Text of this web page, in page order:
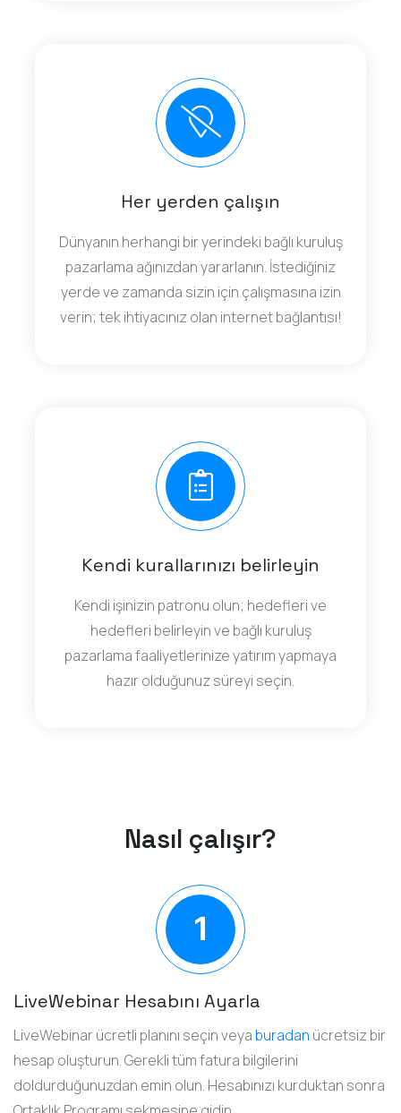
Her yerden çalışın
Dünyanın herhangi bir yerindeki bağlı kuruluş
pazarlama ağınızdan yararlanın. İstediğiniz
yerde ve zamanda sizin için çalışmasına izin
verin; tek ihtiyacınız olan internet bağlantısı!
Kendi kurallarınızı belirleyin
Kendi işinizin patronu olun; hedefleri ve
hedefleri belirleyin ve bağlı kuruluş
pazarlama faaliyetlerinize yatırım yapmaya
hazır olduğunuz süreyi seçin.
Nasıl çalışır?
LiveWebinar Hesabını Ayarla
LiveWebinar ücretli planını seçin veya buradan ücretsiz bir
hesap oluşturun. Gerekli tüm fatura bilgilerini
doldurduğunuzdan emin olun. Hesabınızı kurduktan sonra